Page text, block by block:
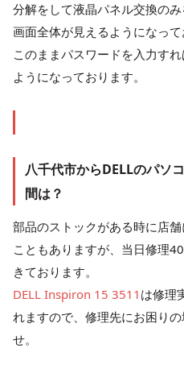
分解をして液晶パネル交換のみ
画面全体が見えるようになって
このままパスワードを入力す
ようになっております。
八千代市からDELLのパソ
間は？
部品のストックがある時に店
こともありますが、当日修理
きております。
DELL Inspiron 15 3511 は修理
れますので、修理先にお困り
せ。